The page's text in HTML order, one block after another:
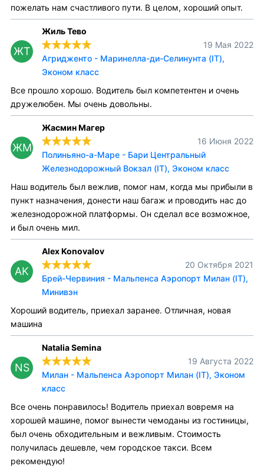
пожелать нам счастливого пути. В целом, хороший опыт.
ЖТ
Жиль Тево
19 Мая 2022
Агридженто - Маринелла-ди-Селинунта (IT),
Эконом класс
Все прошло хорошо. Водитель был компетентен и очень
дружелюбен. Мы очень довольны.
ЖМ
Жасмин Магер
16 Июня 2022
Полиньяно-а-Маре - Бари Центральный
Железнодорожный Вокзал (IT), Эконом класс
Наш водитель был вежлив, помог нам, когда мы прибыли в
пункт назначения, донести наш багаж и проводить нас до
железнодорожной платформы. Он сделал все возможное,
и был очень мил.
AK
Alex Konovalov
20 Октября 2021
Брей-Червиния - Мальпенса Аэропорт Милан (IT),
Минивэн
Хороший водитель, приехал заранее. Отличная, новая
машина
NS
Natalia Semina
19 Августа 2022
Милан - Мальпенса Аэропорт Милан (IT), Эконом
класс
Все очень понравилось! Водитель приехал вовремя на
хорошей машине, помог вынести чемоданы из гостиницы,
был очень обходительным и вежливым. Стоимость
получилась дешевле, чем городское такси. Всем
рекомендую!